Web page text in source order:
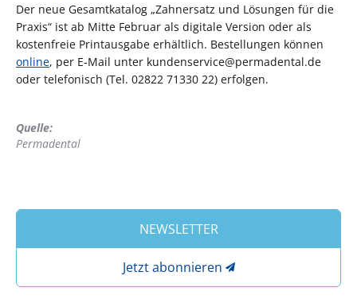
Der neue Gesamtkatalog „Zahnersatz und Lösungen für die
Praxis“ ist ab Mitte Februar als digitale Version oder als
kostenfreie Printausgabe erhältlich. Bestellungen können
online, per E‑Mail unter kundenservice@permadental.de
oder telefonisch (Tel. 02822 71330 22) erfolgen.
Quelle:
Permadental
NEWSLETTER
Jetzt abonnieren